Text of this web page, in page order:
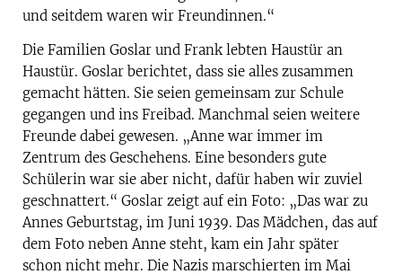
und seitdem waren wir Freundinnen.“
Die Familien Goslar und Frank lebten Haustür an
Haustür. Goslar berichtet, dass sie alles zusammen
gemacht hätten. Sie seien gemeinsam zur Schule
gegangen und ins Freibad. Manchmal seien weitere
Freunde dabei gewesen. „Anne war immer im
Zentrum des Geschehens. Eine besonders gute
Schülerin war sie aber nicht, dafür haben wir zuviel
geschnattert.“ Goslar zeigt auf ein Foto: „Das war zu
Annes Geburtstag, im Juni 1939. Das Mädchen, das auf
dem Foto neben Anne steht, kam ein Jahr später
schon nicht mehr. Die Nazis marschierten im Mai